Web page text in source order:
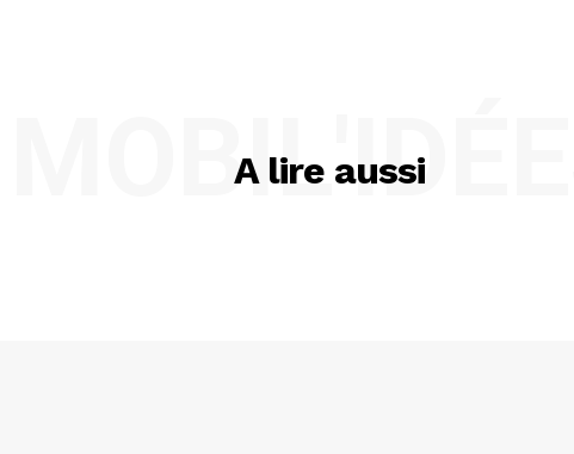
A lire aussi
MOBIL'IDÉES